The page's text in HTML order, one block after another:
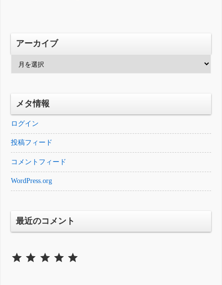
アーカイブ
イ
ブメタ情報
ログイン
投稿フィード
コメントフィード
WordPress.org
最近のコメント
⭐ ⭐⭐